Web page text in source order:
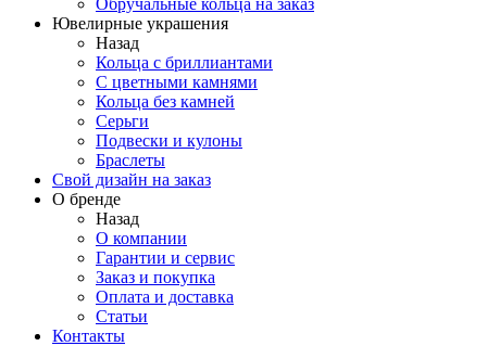
Обручальные кольца на заказ
Ювелирные украшения
Назад
Кольца с бриллиантами
С цветными камнями
Кольца без камней
Серьги
Подвески и кулоны
Браслеты
Свой дизайн на заказ
О бренде
Назад
О компании
Гарантии и сервис
Заказ и покупка
Оплата и доставка
Статьи
Контакты